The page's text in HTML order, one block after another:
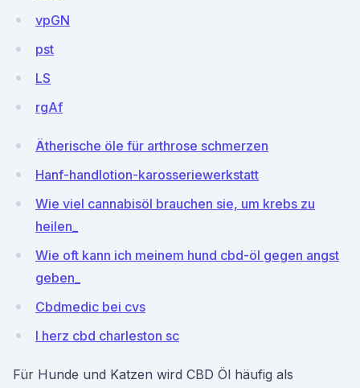
vpGN
pst
LS
rgAf
Ätherische öle für arthrose schmerzen
Hanf-handlotion-karosseriewerkstatt
Wie viel cannabisöl brauchen sie, um krebs zu
heilen_
Wie oft kann ich meinem hund cbd-öl gegen angst
geben_
Cbdmedic bei cvs
I herz cbd charleston sc
Für Hunde und Katzen wird CBD Öl häufig als